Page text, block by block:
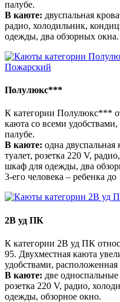
палубе.
В каюте: двуспальная
радио, холодильник,
одежды, два обзорных окна.
Полулюкс***
К категории Полулюкс***​
каюта со всеми
палубе.
В каюте: одна двуспальная
туалет, розетка 220 V,
шкаф для одежды, два
3-его человека – ребенка
2В уд ПК
К категории 2В уд ПК​
95. Двухместная каюта
удобствами,
В каюте: две
розетка 220 V, радио,
одежды, обзорное окно.